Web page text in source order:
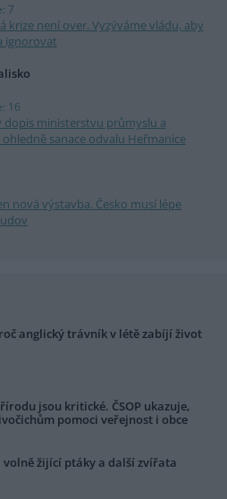
7
krize není over. Vyzýváme vládu, aby
ignorovat
16
dopis ministerstvu průmyslu a
sanace odvalu Heřmanice
nová výstavba. Česko musí lépe
anglický trávník v létě zabíjí život
jsou kritické. ČSOP ukazuje,
pomoci veřejnost i obce
volně žijící ptáky a další zvířata